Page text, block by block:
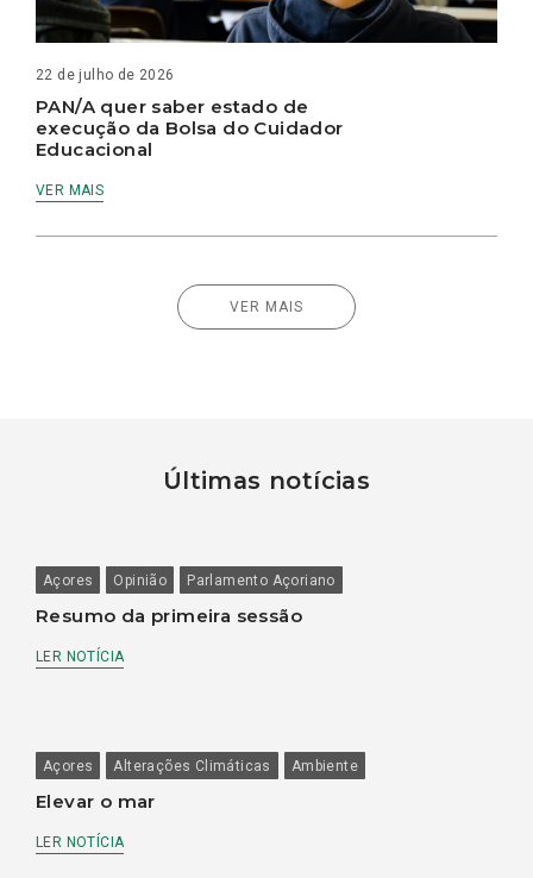
22 de julho de 2026
PAN/A quer saber estado de
execução da Bolsa do Cuidador
Educacional
VER MAIS
VER MAIS
Últimas notícias
Açores Opinião Parlamento Açoriano
Resumo da primeira sessão
LER NOTÍCIA
Açores Alterações Climáticas Ambiente
Elevar o mar
LER NOTÍCIA